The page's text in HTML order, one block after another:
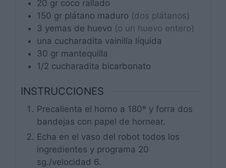
20 gr coco rallado
150 gr plátano maduro (dos plátanos)
3 yemas de huevo (o un huevo entero)
una cucharadita vainilla líquida
30 gr mantequilla
1/2 cucharadita bicarbonato
INSTRUCCIONES
Precalienta el horno a 180º y forra dos
bandejas con papel de hornear.
Echa en el vaso del robot todos los
ingredientes y programa 20
sg./velocidad 6.